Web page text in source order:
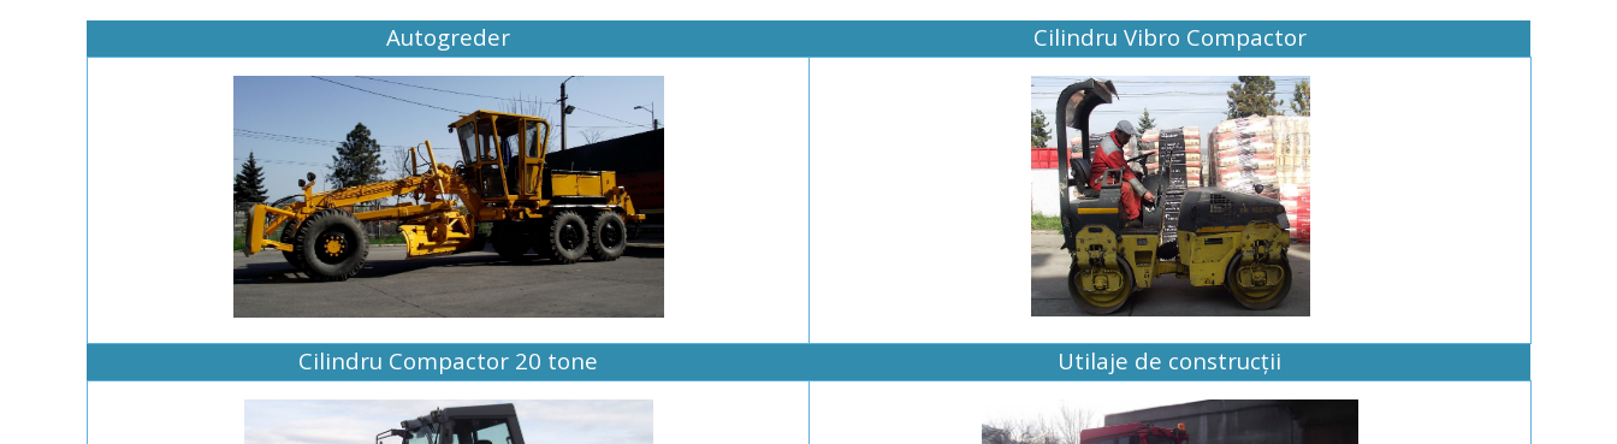
Autogreder Cilindru Vibro Compactor
Cilindru Compactor 20 tone Utilaje de construcții